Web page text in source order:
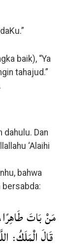
baik), “Ya
tahajud.”
Dan
‘Alaihi
bahwa
bersabda:
مَنْ بَاتَ
قَالَ الْمَلَكُ: